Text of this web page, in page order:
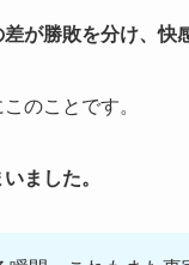
が勝敗を分け、快
のことです。
ました。